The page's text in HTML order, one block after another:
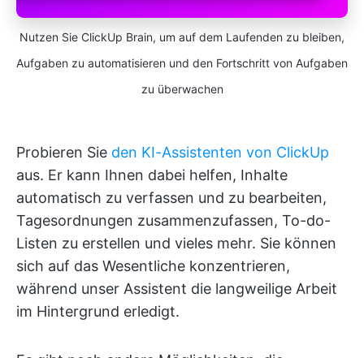
Nutzen Sie ClickUp Brain, um auf dem Laufenden zu bleiben,
Aufgaben zu automatisieren und den Fortschritt von Aufgaben
zu überwachen
Probieren Sie den KI-Assistenten von ClickUp
aus. Er kann Ihnen dabei helfen, Inhalte
automatisch zu verfassen und zu bearbeiten,
Tagesordnungen zusammenzufassen, To-do-
Listen zu erstellen und vieles mehr. Sie können
sich auf das Wesentliche konzentrieren,
während unser Assistent die langweilige Arbeit
im Hintergrund erledigt.